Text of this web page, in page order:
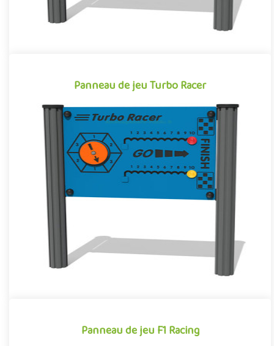
Panneau de jeu Turbo Racer
Panneau de jeu Turbo Racer
Panneau d’activité pour aire de jeux extérieure, le Turbo Racer
est un jeu de parcours pour enfants mêlant exercices de manip..
Panneau de jeu F1 Racing